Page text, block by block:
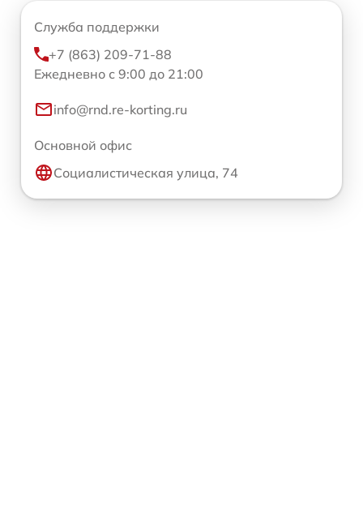
Служба поддержки
+7 (863) 209-71-88
Ежедневно с 9:00 до 21:00
info@rnd.re-korting.ru
Основной офис
Социалистическая улица, 74